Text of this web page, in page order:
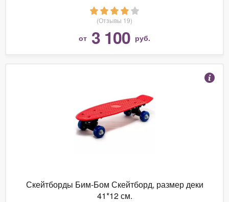
(Отзывы 19)
от 3 100 руб.
Скейтборды Бим-Бом Скейтборд, размер деки
41*12 см.